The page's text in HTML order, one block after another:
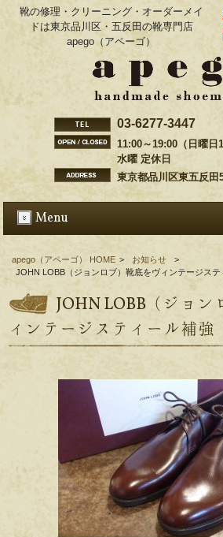
靴の修理・クリーニング・オーダーメイ
ドは東京品川区・五反田の靴専門店
apego（アペーゴ）
03-6277-3447
11:00～19:00（日曜日
水曜 定休日
東京都品川区東五反田
Menu
apego（アペーゴ） HOME > お知らせ
>
JOHN LOBB（ジョンロブ）靴底をヴィンテージステ
JOHN LOBB（ジョ
ィンテージスティール補強